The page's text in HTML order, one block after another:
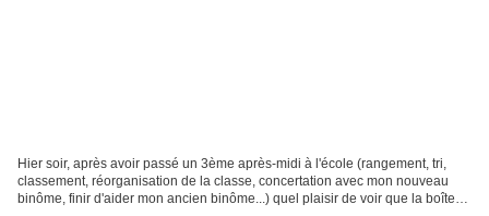
Hier soir, après avoir passé un 3ème après-midi à l'école (rangement, tri,
classement, réorganisation de la classe, concertation avec mon nouveau
binôme, finir d'aider mon ancien binôme...) quel plaisir de voir que la boîte